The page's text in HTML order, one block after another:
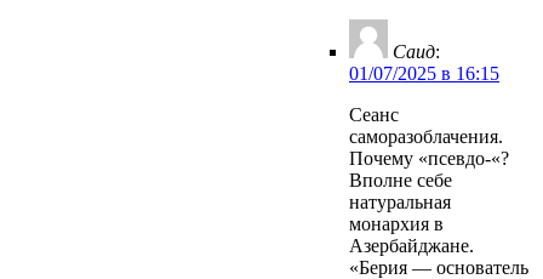
Саид:
01/07/2025 в 16:15
Сеанс
саморазоблачения.
Почему «псевдо-«?
Вполне себе
натуральная
монархия в
Азербайджане.
«Берия — основатель